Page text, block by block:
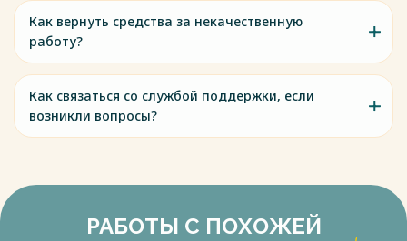
Как вернуть средства за некачественную
работу?
Как связаться со службой поддержки, если
возникли вопросы?
РАБОТЫ С ПОХОЖЕЙ